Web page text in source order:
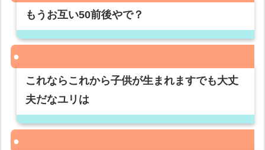
もうお互い50前後やで？
これならこれから子供が生まれますでも大丈
夫だなユリは